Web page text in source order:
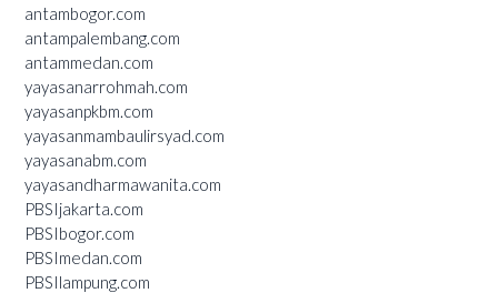
antambogor.com
antampalembang.com
antammedan.com
yayasanarrohmah.com
yayasanpkbm.com
yayasanmambaulirsyad.com
yayasanabm.com
yayasandharmawanita.com
PBSIjakarta.com
PBSIbogor.com
PBSImedan.com
PBSIlampung.com